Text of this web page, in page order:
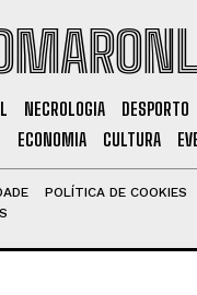
NECROLOGIA DESPORTO
ECONOMIA CULTURA
POLÍTICA DE COOKIES